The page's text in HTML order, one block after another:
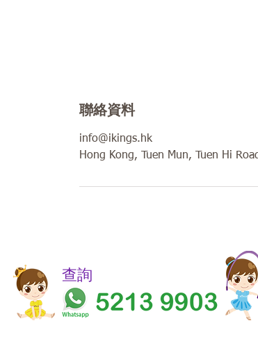
聯絡資料
info@ikings.hk
Hong Kong, Tuen Mun, Tuen Hi
​​查詢